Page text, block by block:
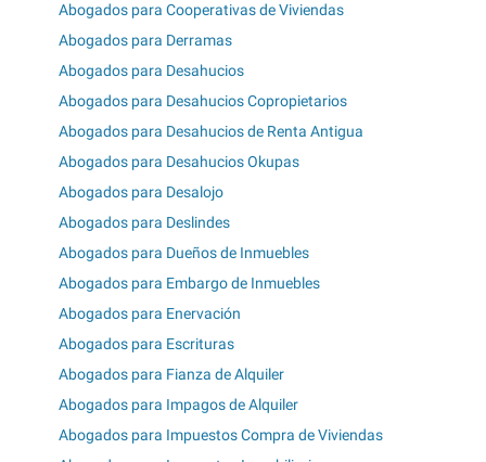
Abogados para Cooperativas de Viviendas
Abogados para Derramas
Abogados para Desahucios
Abogados para Desahucios Copropietarios
Abogados para Desahucios de Renta Antigua
Abogados para Desahucios Okupas
Abogados para Desalojo
Abogados para Deslindes
Abogados para Dueños de Inmuebles
Abogados para Embargo de Inmuebles
Abogados para Enervación
Abogados para Escrituras
Abogados para Fianza de Alquiler
Abogados para Impagos de Alquiler
Abogados para Impuestos Compra de Viviendas